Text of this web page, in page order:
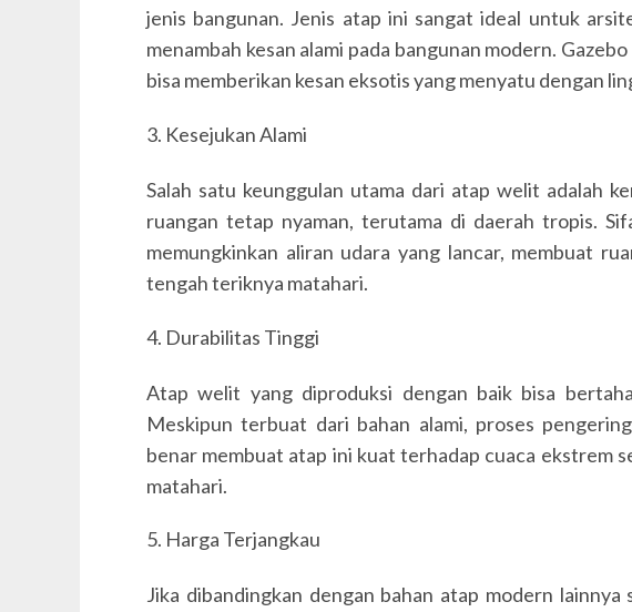
jenis bangunan. Jenis atap ini sangat ideal untuk
menambah kesan alami pada bangunan modern.
bisa memberikan kesan eksotis yang menyatu dengan
3. Kesejukan Alami
Salah satu keunggulan utama dari atap welit adalah
ruangan tetap nyaman, terutama di daerah tropis.
memungkinkan aliran udara yang lancar, membuat
tengah teriknya matahari.
4. Durabilitas Tinggi
Atap welit yang diproduksi dengan baik bisa
Meskipun terbuat dari bahan alami, proses
benar membuat atap ini kuat terhadap cuaca ekstrem
matahari.
5. Harga Terjangkau
Jika dibandingkan dengan bahan atap modern